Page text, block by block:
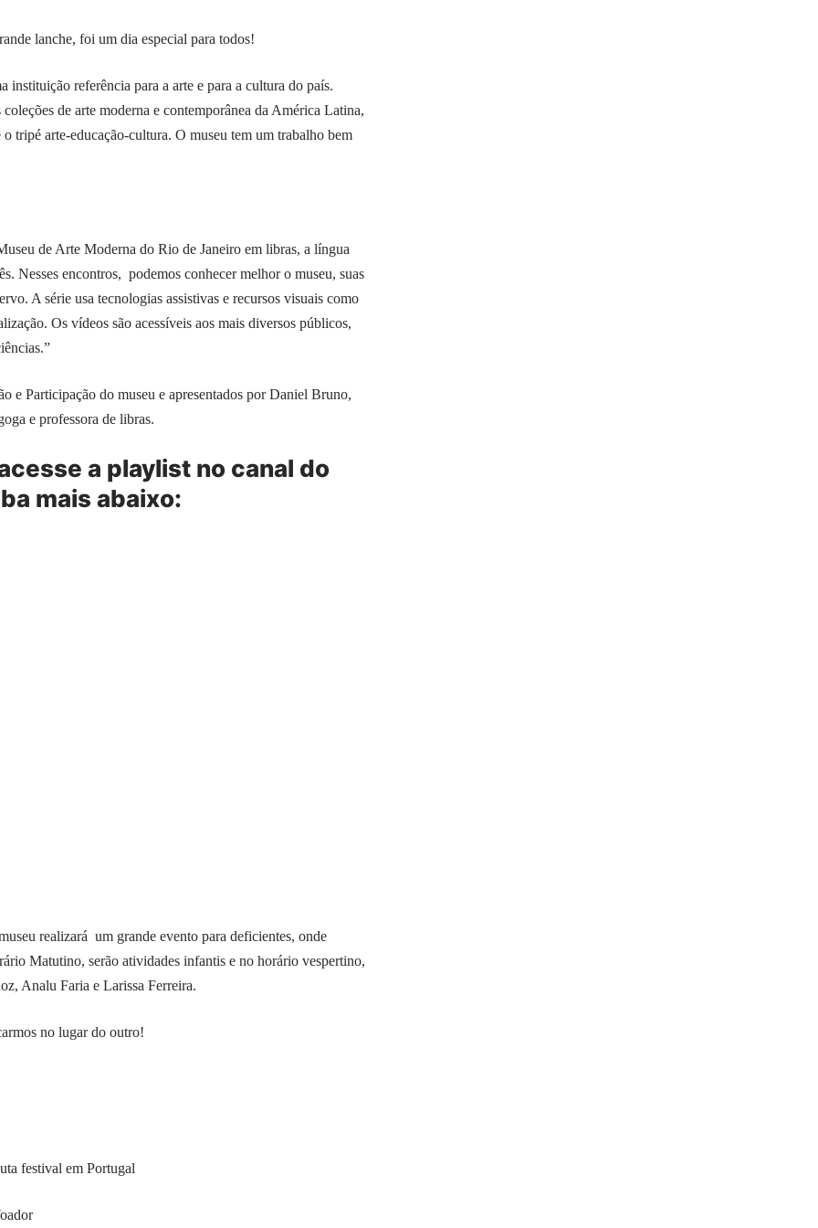
lanche, foi um dia especial para todos!
referência para a arte e para a cultura do país.
de arte moderna e contemporânea da América Latina,
tripé arte-educação-cultura. O museu tem um trabalho bem
de Arte Moderna do Rio de Janeiro em libras, a língua
Nesses encontros, podemos conhecer melhor o museu, suas
A série usa tecnologias assistivas e recursos visuais como
Os vídeos são acessíveis aos mais diversos públicos,
e Participação do museu e apresentados por Daniel Bruno,
e professora de libras.
a playlist no canal do
mais abaixo:
realizará um grande evento para deficientes, onde
Matutino, serão atividades infantis e no horário vespertino,
Analu Faria e Larissa Ferreira.
no lugar do outro!
festival em Portugal